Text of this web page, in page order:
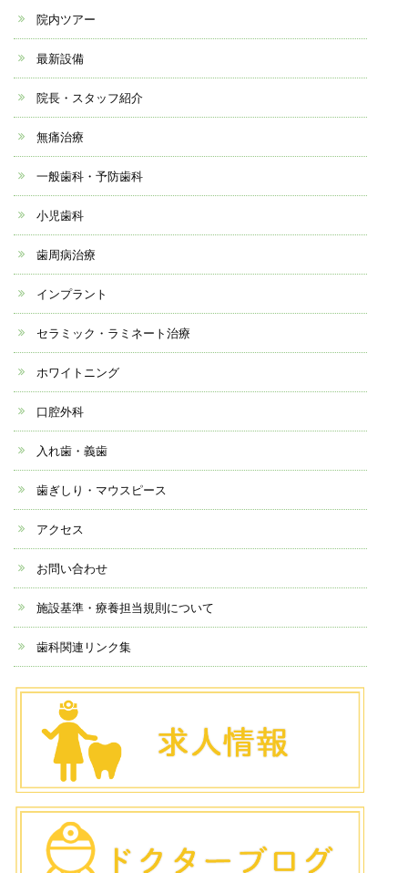
院内ツアー
最新設備
院長・スタッフ紹介
無痛治療
一般歯科・予防歯科
小児歯科
歯周病治療
インプラント
セラミック・ラミネート治療
ホワイトニング
口腔外科
入れ歯・義歯
歯ぎしり・マウスピース
アクセス
お問い合わせ
施設基準・療養担当規則について
歯科関連リンク集